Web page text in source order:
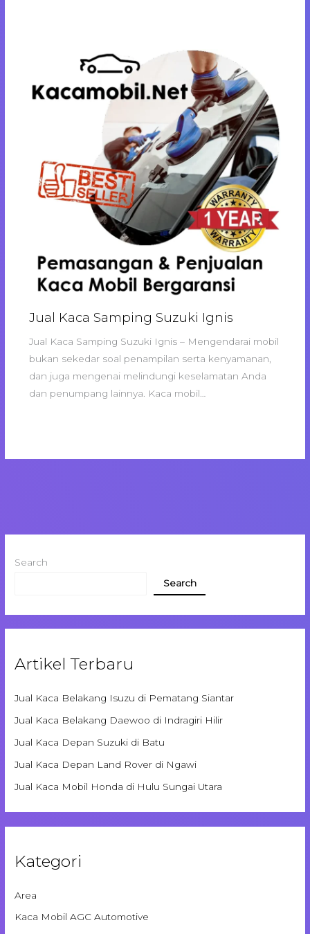
Jual Kaca Samping Suzuki Ignis
Jual Kaca Samping Suzuki Ignis – Mengendarai mobil
bukan sekedar soal penampilan serta kenyamanan,
dan juga mengenai melindungi keselamatan Anda
dan penumpang lainnya. Kaca mobil…
Search
Search
Artikel Terbaru
Jual Kaca Belakang Isuzu di Pematang Siantar
Jual Kaca Belakang Daewoo di Indragiri Hilir
Jual Kaca Depan Suzuki di Batu
Jual Kaca Depan Land Rover di Ngawi
Jual Kaca Mobil Honda di Hulu Sungai Utara
Kategori
Area
Kaca Mobil AGC Automotive